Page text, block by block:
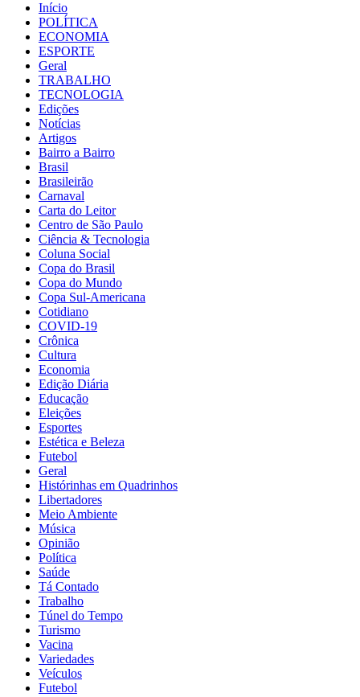
Início
POLÍTICA
ECONOMIA
ESPORTE
Geral
TRABALHO
TECNOLOGIA
Edições
Notícias
Artigos
Bairro a Bairro
Brasil
Brasileirão
Carnaval
Carta do Leitor
Centro de São Paulo
Ciência & Tecnologia
Coluna Social
Copa do Brasil
Copa do Mundo
Copa Sul-Americana
Cotidiano
COVID-19
Crônica
Cultura
Economia
Edição Diária
Educação
Eleições
Esportes
Estética e Beleza
Futebol
Geral
Histórinhas em Quadrinhos
Libertadores
Meio Ambiente
Música
Opinião
Política
Saúde
Tá Contado
Trabalho
Túnel do Tempo
Turismo
Vacina
Variedades
Veículos
Futebol